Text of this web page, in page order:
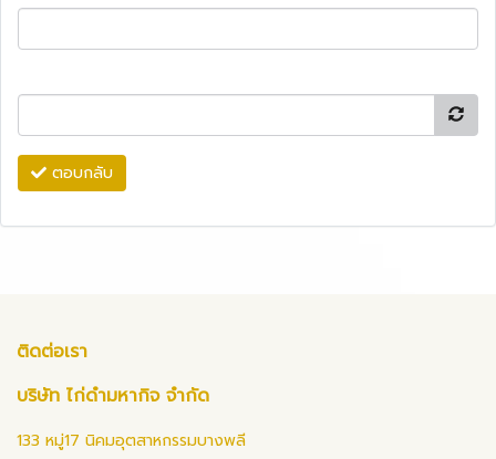
ตอบกลับ
ติดต่อเรา
บริษัท ไก่ดำมหากิจ จำกัด
133 หมู่17 นิคมอุตสาหกรรมบางพลี